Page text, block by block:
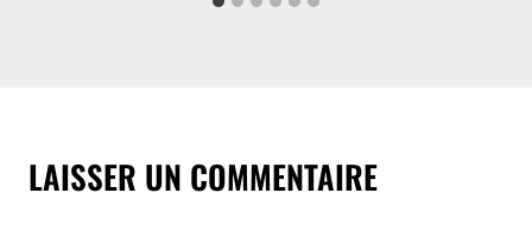
LAISSER UN COMMENTAIRE